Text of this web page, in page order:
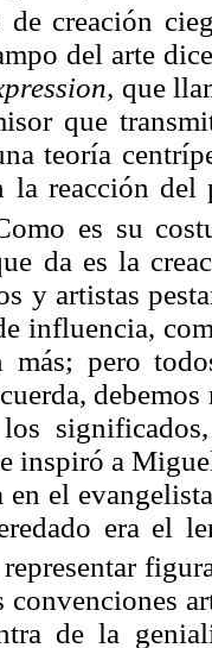
de creación
del arte
que
que
teoría
la reacción del
es su
da es la
y artistas
influencia,
más; pero
inspiró a
en el
era el
de la